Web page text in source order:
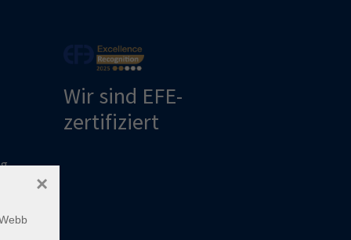
Wir sind EFE-
zertifiziert
×